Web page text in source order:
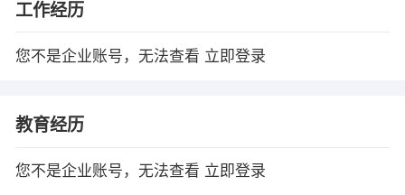
工作经历
您不是企业账号，无法查看 立即登录
教育经历
您不是企业账号，无法查看 立即登录